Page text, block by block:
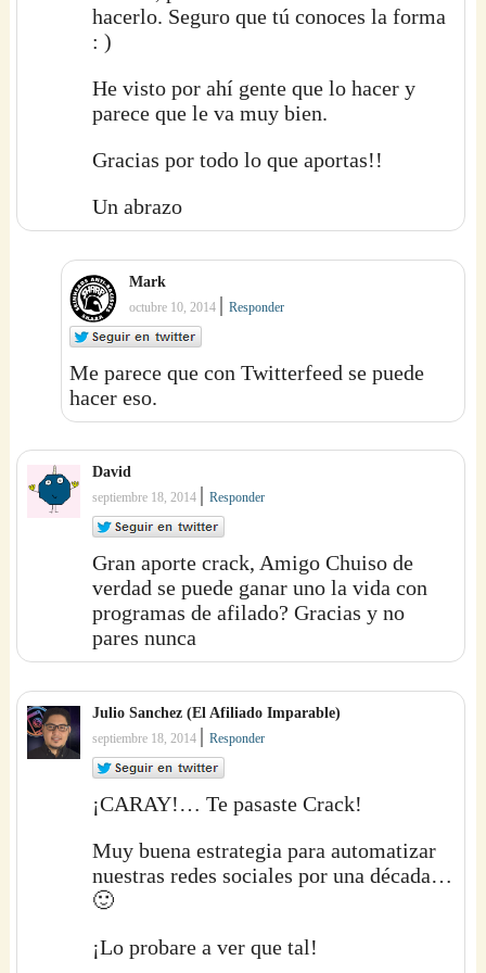
hacerlo. Seguro que tú conoces la forma
: )
He visto por ahí gente que lo hacer y
parece que le va muy bien.
Gracias por todo lo que aportas!!
Un abrazo
Mark
octubre 10, 2014 |Responder
Me parece que con Twitterfeed se puede
hacer eso.
David
septiembre 18, 2014 |Responder
Gran aporte crack, Amigo Chuiso de
verdad se puede ganar uno la vida con
programas de afilado? Gracias y no
pares nunca
Julio Sanchez (El Afiliado Imparable)
septiembre 18, 2014 |Responder
¡CARAY!… Te pasaste Crack!
Muy buena estrategia para automatizar
nuestras redes sociales por una década…
🙂
¡Lo probare a ver que tal!